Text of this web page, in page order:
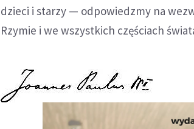
dzieci i starzy — odpowiedzmy na
Rzymie i we wszystkich częściach